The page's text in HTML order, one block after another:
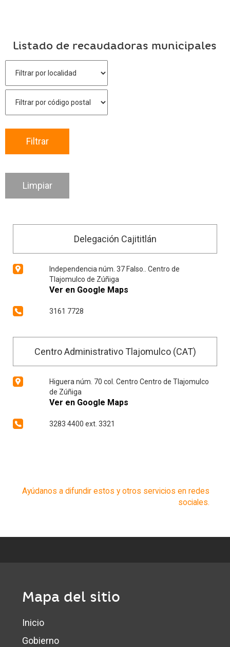
Listado de recaudadoras municipales
Delegación Cajititlán
Independencia núm. 37 Falso.. Centro de
Tlajomulco de Zúñiga
Ver en Google Maps
3161 7728
Centro Administrativo Tlajomulco (CAT)
Higuera núm. 70 col. Centro Centro de Tlajomulco
de Zúñiga
Ver en Google Maps
3283 4400 ext. 3321
Ayúdanos a difundir estos y otros servicios en redes
sociales.
Mapa del sitio
Inicio
Gobierno